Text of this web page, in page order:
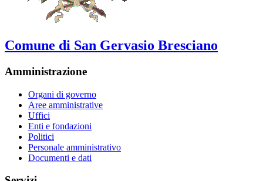
Comune di San Gervasio Bresciano
Amministrazione
Organi di governo
Aree amministrative
Uffici
Enti e fondazioni
Politici
Personale amministrativo
Documenti e dati